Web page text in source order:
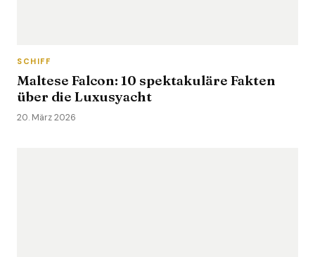
SCHIFF
Maltese Falcon: 10 spektakuläre Fakten
über die Luxusyacht
20. März 2026